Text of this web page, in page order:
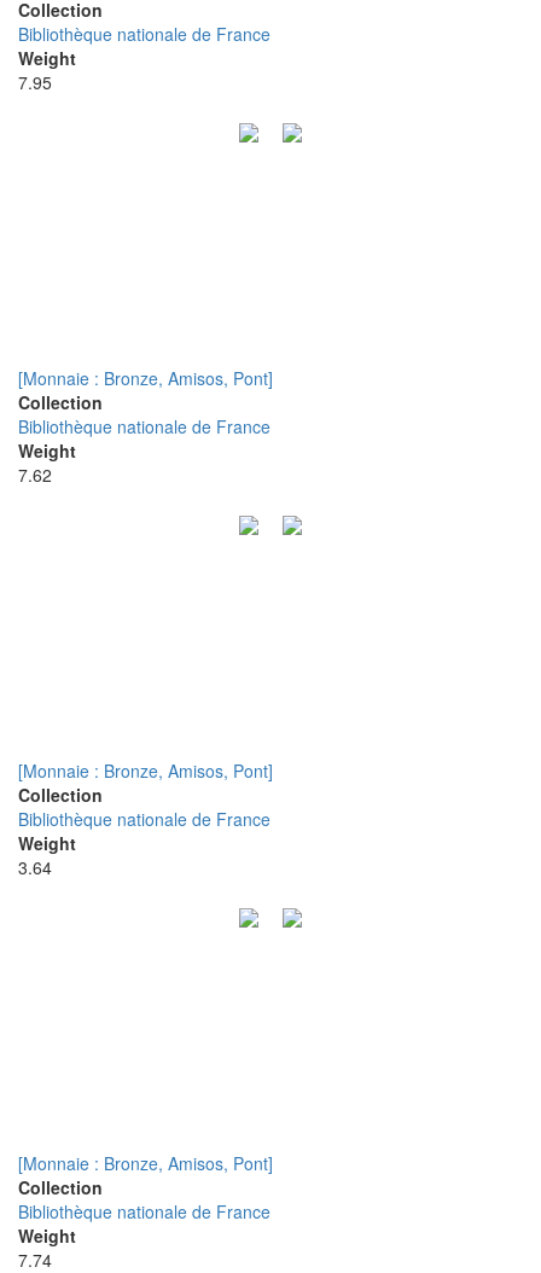
Collection
Bibliothèque nationale de France
Weight
7.95
[Monnaie : Bronze, Amisos, Pont]
Collection
Bibliothèque nationale de France
Weight
7.62
[Monnaie : Bronze, Amisos, Pont]
Collection
Bibliothèque nationale de France
Weight
3.64
[Monnaie : Bronze, Amisos, Pont]
Collection
Bibliothèque nationale de France
Weight
7.74